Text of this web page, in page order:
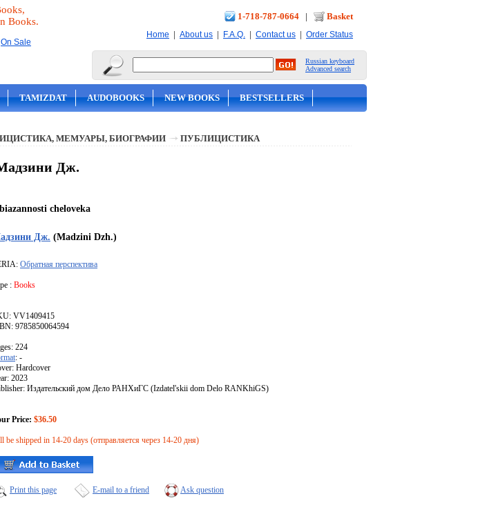
Books.
On Sale
1-718-787-0664 | Basket
Home | About us | F.A.Q. | Contact us | Order Status
Russian keyboard
Advanced search
TAMIZDAT AUDOBOOKS NEW BOOKS BESTSELLERS
МЕМУАРЫ, БИОГРАФИИ ПУБЛИЦИСТИКА
Дж.
cheloveka
Дж. (Madzini Dzh.)
Обратная перспектива
: Books
VV1409415
9785850064594
224
: -
Hardcover
2023
Издательский дом Дело РАНХиГС (Izdatel'skii dom Delo RANKhiGS)
Price: $36.50
be shipped in 14-20 days (отправляется через 14-20 дня)
Print this page E-mail to a friend Ask question